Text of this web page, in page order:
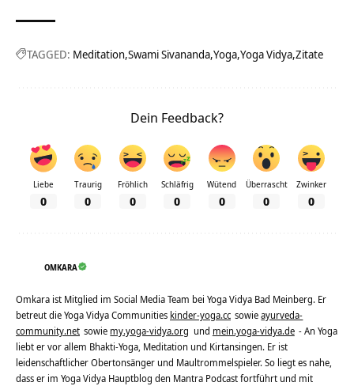
TAGGED: Meditation Swami Sivananda Yoga Yoga Vidya Zitate
Dein Feedback?
Liebe
0
Traurig
0
Fröhlich
0
Schläfrig
0
Wütend
0
Überrascht
0
Zwinker
0
OMKARA
Omkara ist Mitglied im Social Media Team bei Yoga Vidya Bad Meinberg. Er
betreut die Yoga Vidya Communities kinder-yoga.cc sowieayurveda-
community.net sowie my.yoga-vidya.org und mein.yoga-vidya.de - An Yoga
liebt er vor allem Bhakti-Yoga, Meditation und Kirtansingen. Er ist
leidenschaftlicher Obertonsänger und Maultrommelspieler. So liegt es nahe,
dass er im Yoga Vidya Hauptblog den Mantra Podcast fortführt und mit